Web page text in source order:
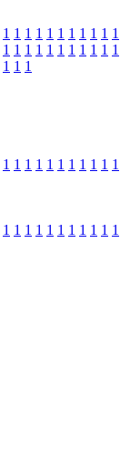
1 1 1 1 1 1 1 1 1 1 1
1 1 1 1 1 1 1 1 1 1 1
1 1 1
1 1 1 1 1 1 1 1 1 1 1
1 1 1 1 1 1 1 1 1 1 1